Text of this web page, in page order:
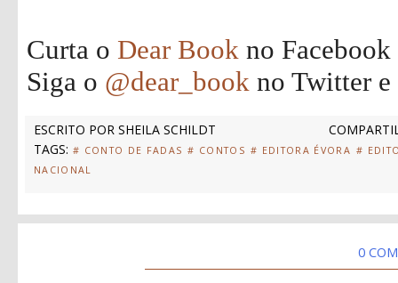
Curta o Dear Book no Facebook
Siga o @dear_book no Twitter
ESCRITO POR SHEILA SCHILDT
TAGS: # CONTO DE FADAS # CONTOS # EDITORA ÉVORA #
NACIONAL
0